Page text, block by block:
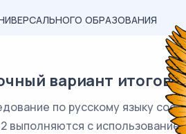
ОБРАЗОВАНИЯ
вариант
по русскому языку
выполняются с